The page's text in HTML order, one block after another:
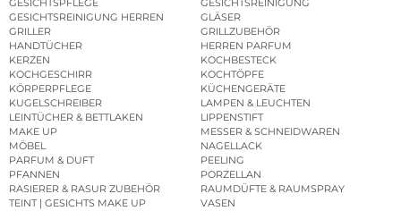
GESICHTSPFLEGE
GESICHTSREINIGUNG
GESICHTSREINIGUNG HERREN
GLÄSER
GRILLER
GRILLZUBEHÖR
HANDTÜCHER
HERREN PARFUM
KERZEN
KOCHBESTECK
KOCHGESCHIRR
KOCHTÖPFE
KÖRPERPFLEGE
KÜCHENGERÄTE
KUGELSCHREIBER
LAMPEN & LEUCHTEN
LEINTÜCHER & BETTLAKEN
LIPPENSTIFT
MAKE UP
MESSER & SCHNEIDWAREN
MÖBEL
NAGELLACK
PARFUM & DUFT
PEELING
PFANNEN
PORZELLAN
RASIERER & RASUR ZUBEHÖR
RAUMDÜFTE & RAUMSPRAY
TEINT | GESICHTS MAKE UP
VASEN